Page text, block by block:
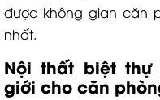
được không gian căn
nhất.
Nội thất biệt
giới cho căn